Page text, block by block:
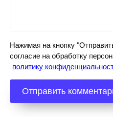
Нажимая на кнопку
согласие на обработку
политику